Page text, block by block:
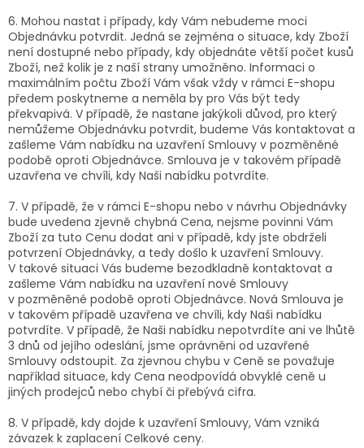
6. Mohou nastat i případy, kdy Vám nebudeme moci
Objednávku potvrdit. Jedná se zejména o situace, kdy Zboží
není dostupné nebo případy, kdy objednáte větší počet kusů
Zboží, než kolik je z naší strany umožněno. Informaci o
maximálním počtu Zboží Vám však vždy v rámci E-shopu
předem poskytneme a neměla by pro Vás být tedy
překvapivá. V případě, že nastane jakýkoli důvod, pro který
nemůžeme Objednávku potvrdit, budeme Vás kontaktovat a
zašleme Vám nabídku na uzavření Smlouvy v pozměněné
podobě oproti Objednávce. Smlouva je v takovém případě
uzavřena ve chvíli, kdy Naši nabídku potvrdíte.
7. V případě, že v rámci E-shopu nebo v návrhu Objednávky
bude uvedena zjevně chybná Cena, nejsme povinni Vám
Zboží za tuto Cenu dodat ani v případě, kdy jste obdrželi
potvrzení Objednávky, a tedy došlo k uzavření Smlouvy.
V takové situaci Vás budeme bezodkladně kontaktovat a
zašleme Vám nabídku na uzavření nové Smlouvy
v pozměněné podobě oproti Objednávce. Nová Smlouva je
v takovém případě uzavřena ve chvíli, kdy Naši nabídku
potvrdíte. V případě, že Naši nabídku nepotvrdíte ani ve lhůtě
3 dnů od jejího odeslání, jsme oprávněni od uzavřené
Smlouvy odstoupit. Za zjevnou chybu v Ceně se považuje
například situace, kdy Cena neodpovídá obvyklé ceně u
jiných prodejců nebo chybí či přebývá cifra.
8. V případě, kdy dojde k uzavření Smlouvy, Vám vzniká
závazek k zaplacení Celkové ceny.